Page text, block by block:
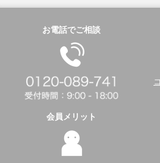
お電話でご相談
会員メリット